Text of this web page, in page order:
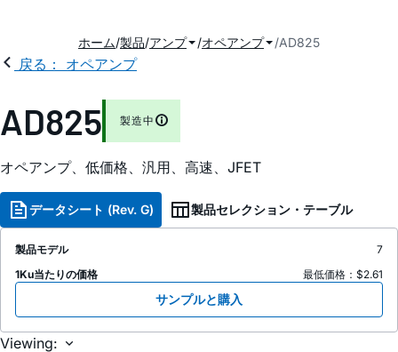
ホーム 製品 アンプ オペアンプ AD825
戻る： オペアンプ
AD825 製造中
オペアンプ、低価格、汎用、高速、JFET
データシート (Rev. G) 製品セレクション・テーブル
製品モデル
7
1Ku当たりの価格
最低価格：$2.61
サンプルと購入
Viewing: